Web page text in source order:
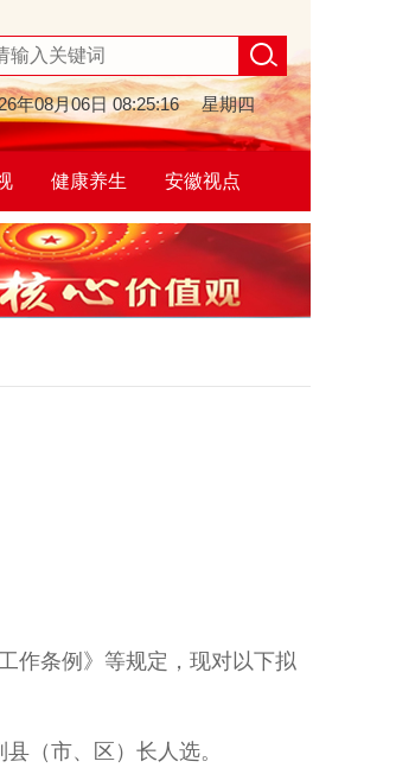
年08月06日 08:25:17 星期四
健康养生 安徽视点
作条例》等规定，现对以下拟
（市、区）长人选。